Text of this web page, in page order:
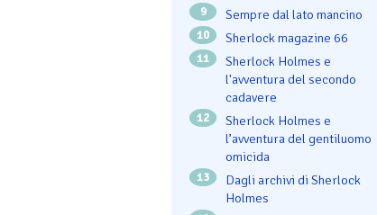
9 Sempre dal lato mancino
10 Sherlock magazine 66
11
Sherlock Holmes e
l'avventura del secondo
cadavere
12
Sherlock Holmes e
l’avventura del gentiluomo
omicida
13
Dagli archivi di Sherlock
Holmes